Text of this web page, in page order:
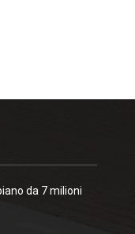
da 7 milioni